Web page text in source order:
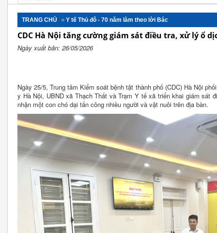
TRANG CHỦ Y tế Thủ đô - 70 năm làm theo lời Bác
CDC Hà Nội tăng cường giám sát điều tra, xử lý ổ
Ngày xuất bản: 26/05/2026
Ngày 25/5, Trung tâm Kiểm soát bệnh tật thành phố (CDC) Hà Nội
y Hà Nội, UBND xã Thạch Thất và Trạm Y tế xã triển khai giám sát
nhận một con chó dại tấn công nhiều người và vật nuôi trên địa bàn.